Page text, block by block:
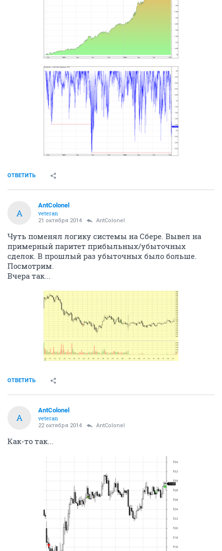
ОТВЕТИТЬ
A
AntColonel
veteran
21 октября 2014 AntColonel
Чуть поменял логику системы на Сбере. Вывел на
примерный паритет прибыльных/убыточных
сделок. В прошлый раз убыточных было больше.
Посмотрим.
Вчера так...
ОТВЕТИТЬ
A
AntColonel
veteran
22 октября 2014 AntColonel
Как-то так...